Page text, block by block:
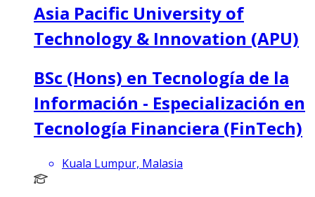
Asia Pacific University of
Technology & Innovation (APU)
BSc (Hons) en Tecnología de la
Información - Especialización en
Tecnología Financiera (FinTech)
Kuala Lumpur, Malasia